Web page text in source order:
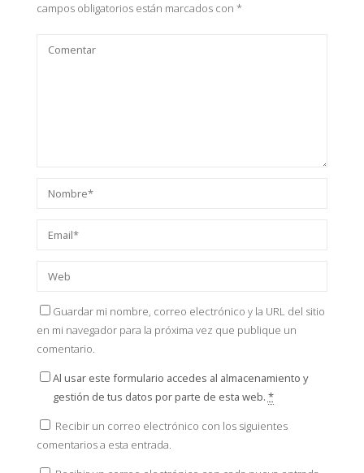
campos obligatorios están marcados con *
Guardar mi nombre, correo electrónico y la URL del sitio
en mi navegador para la próxima vez que publique un
comentario.
Al usar este formulario accedes al almacenamiento y
gestión de tus datos por parte de esta web. *
Recibir un correo electrónico con los siguientes
comentarios a esta entrada.